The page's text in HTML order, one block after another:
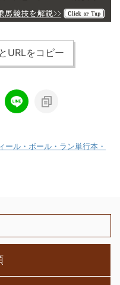
URLをコピー
ール・ボール・ラン単行本・